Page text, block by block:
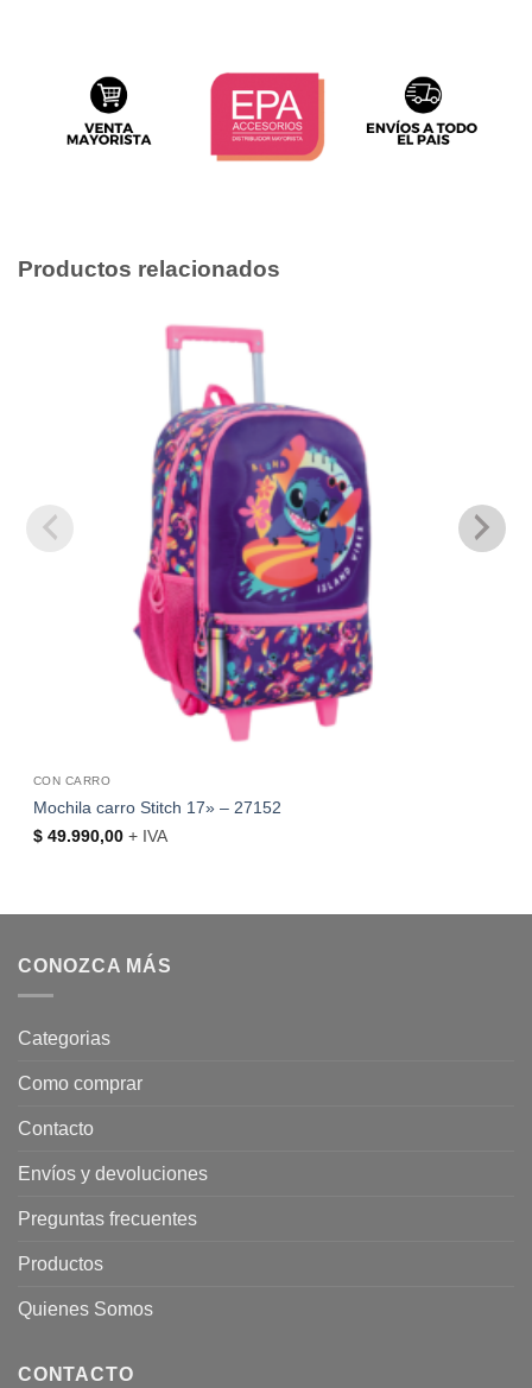
Productos relacionados
CON CARRO
Mochila carro Stitch 17» – 27152
$49.990,00+ IVA
CONOZCA MÁS
Categorias
Como comprar
Contacto
Envíos y devoluciones
Preguntas frecuentes
Productos
Quienes Somos
CONTACTO